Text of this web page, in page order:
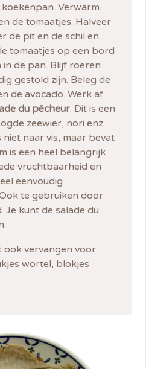
Verwarm
de tomaatjes. Halveer
de pit en de schil en
tomaatjes op een bord
de pan. Blijf roeren
gestold zijn. Beleg de
de avocado. Werk af
du pēcheur. Dit is een
zeewier, nori enz.
naar vis, maar bevat
is een heel belangrijk
vruchtbaarheid en
eenvoudig
te gebruiken door
Je kunt de salade du
ook vervangen voor
wortel, blokjes